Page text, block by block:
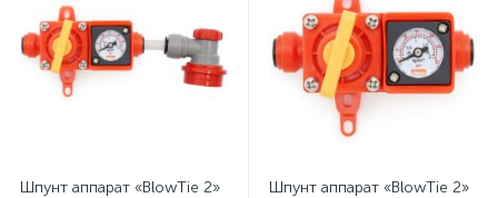
Шпунт аппарат «BlowTie 2»
Шпунт аппарат «BlowTie 2»